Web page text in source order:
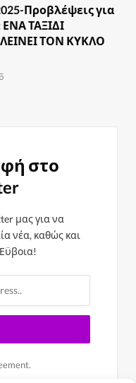
Προβλέψεις για
ΤΑΞΙΔΙ
ΤΟΝ ΚΥΚΛΟ
στο
μας για να
νέα, καθώς και